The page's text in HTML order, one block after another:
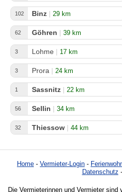
102 Binz | 29 km
62 Göhren | 39 km
3 Lohme | 17 km
3 Prora | 24 km
1 Sassnitz | 22 km
56 Sellin | 34 km
32 Thiessow | 44 km
Home - Vermieter-Login -
Datenschutz -
Die Vermieterinnen und Vermieter